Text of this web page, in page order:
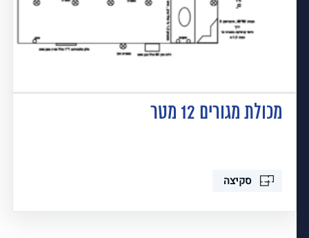
מכולת מגורים 12 מטר
סקיצה